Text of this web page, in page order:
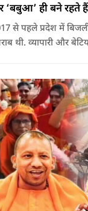
ही बने रहते हैं
से पहले प्रदेश में
थी. व्यापारी और